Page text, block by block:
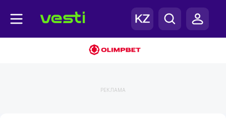
РЕКЛАМА